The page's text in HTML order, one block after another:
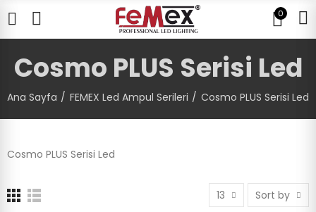
0
Cosmo PLUS Serisi Led
Ana Sayfa FEMEX Led Ampul Serileri Cosmo PLUS Serisi Led
Cosmo PLUS Serisi Led
13 Sort by